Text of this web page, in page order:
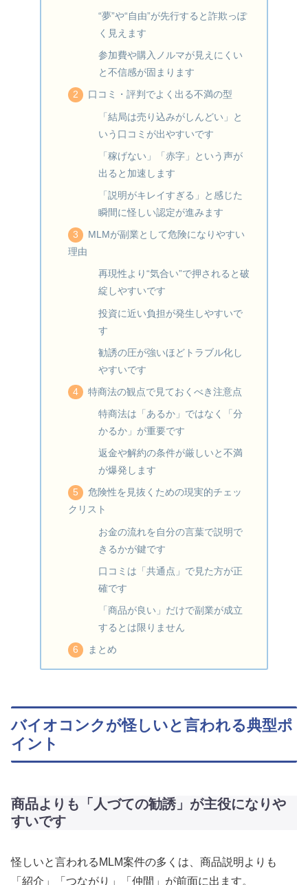
“夢”や“自由”が先行すると詐欺っぽ
く見えます
参加費や購入ノルマが見えにくい
と不信感が固まります
口コミ・評判でよく出る不満の型
「結局は売り込みがしんどい」と
いう口コミが出やすいです
「稼げない」「赤字」という声が
出ると加速します
「説明がキレイすぎる」と感じた
瞬間に怪しい認定が進みます
MLMが副業として危険になりやすい
理由
再現性より“気合い”で押されると破
綻しやすいです
投資に近い負担が発生しやすいで
す
勧誘の圧が強いほどトラブル化し
やすいです
特商法の観点で見ておくべき注意点
特商法は「あるか」ではなく「分
かるか」が重要です
返金や解約の条件が厳しいと不満
が爆発します
危険性を見抜くための現実的チェッ
クリスト
お金の流れを自分の言葉で説明で
きるかが鍵です
口コミは「共通点」で見た方が正
確です
「商品が良い」だけで副業が成立
するとは限りません
まとめ
バイオコンクが怪しいと言われる典型ポ
イント
商品よりも「人づての勧誘」が主役になりや
すいです
怪しいと言われるMLM案件の多くは、商品説明よりも
「紹介」「つながり」「仲間」が前面に出ます。